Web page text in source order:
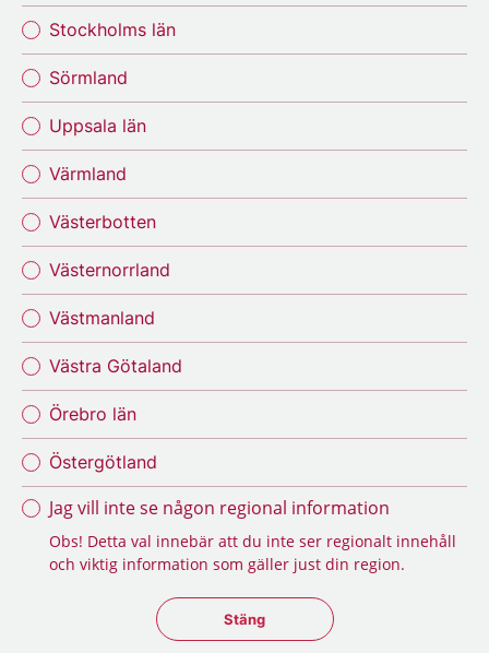
Stockholms län
Sörmland
Uppsala län
Värmland
Västerbotten
Västernorrland
Västmanland
Västra Götaland
Örebro län
Östergötland
Jag vill inte se någon regional information
Obs! Detta val innebär att du inte ser regionalt innehåll
och viktig information som gäller just din region.
Stäng regionsväljaren
Stäng